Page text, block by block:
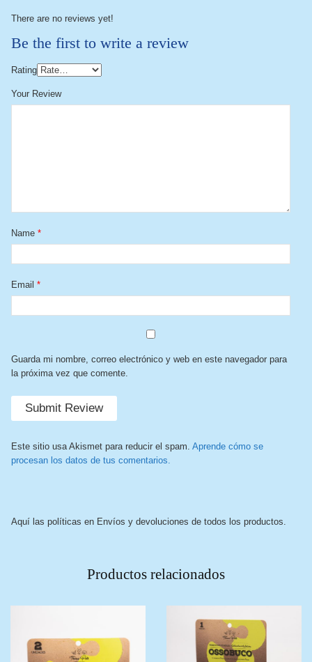
There are no reviews yet!
Be the first to write a review
Rating
Your Review
Name *
Email *
Guarda mi nombre, correo electrónico y web en este navegador para
la próxima vez que comente.
Este sitio usa Akismet para reducir el spam. Aprende cómo se
procesan los datos de tus comentarios.
Aquí las políticas en Envíos y devoluciones de todos los productos.
Productos relacionados